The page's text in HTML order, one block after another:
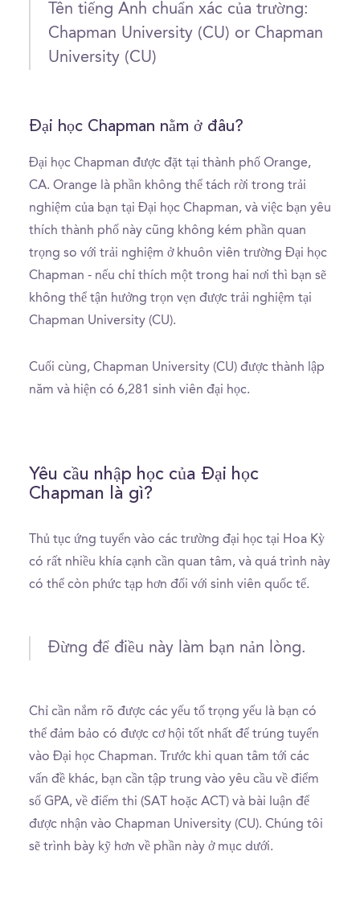
Tên tiếng Anh chuẩn xác của trường:
Chapman University (CU) or Chapman
University (CU)
Đại học Chapman nằm ở đâu?
Đại học Chapman được đặt tại thành phố Orange,
CA. Orange là phần không thể tách rời trong trải
nghiệm của bạn tại Đại học Chapman, và việc bạn yêu
thích thành phố này cũng không kém phần quan
trọng so với trải nghiệm ở khuôn viên trường Đại học
Chapman - nếu chỉ thích một trong hai nơi thì bạn sẽ
không thể tận hưởng trọn vẹn được trải nghiệm tại
Chapman University (CU).
Cuối cùng, Chapman University (CU) được thành lập
năm và hiện có 6,281 sinh viên đại học.
Yêu cầu nhập học của Đại học
Chapman là gì?
Thủ tục ứng tuyển vào các trường đại học tại Hoa Kỳ
có rất nhiều khía cạnh cần quan tâm, và quá trình này
có thể còn phức tạp hơn đối với sinh viên quốc tế.
Đừng để điều này làm bạn nản lòng.
Chỉ cần nắm rõ được các yếu tố trọng yếu là bạn có
thể đảm bảo có được cơ hội tốt nhất để trúng tuyển
vào Đại học Chapman. Trước khi quan tâm tới các
vấn đề khác, bạn cần tập trung vào yêu cầu về điểm
số GPA, về điểm thi (SAT hoặc ACT) và bài luận để
được nhận vào Chapman University (CU). Chúng tôi
sẽ trình bày kỹ hơn về phần này ở mục dưới.